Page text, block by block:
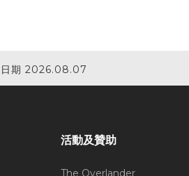
40% Off
期 2026.08.07
活動及贊助
The Overlander